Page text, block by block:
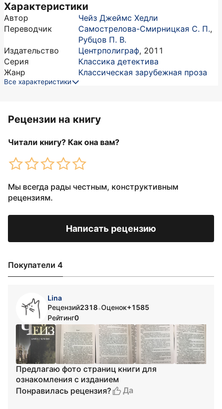
Характеристики
Автор
Чейз Джеймс Хедли
Переводчик
Самострелова-Смирницкая С. П.,
Рубцов П. В.
Издательство
Центрполиграф, 2011
Серия
Классика детектива
Жанр
Классическая зарубежная проза
Все характеристики
Рецензии на книгу
Читали книгу? Как она вам?
Мы всегда рады честным, конструктивным
рецензиям.
Написать рецензию
Покупатели 4
Lina
Рецензий2318•Оценок+1585
Рейтинг0
Предлагаю фото страниц книги для
ознакомления с изданием
Понравилась рецензия?
Да